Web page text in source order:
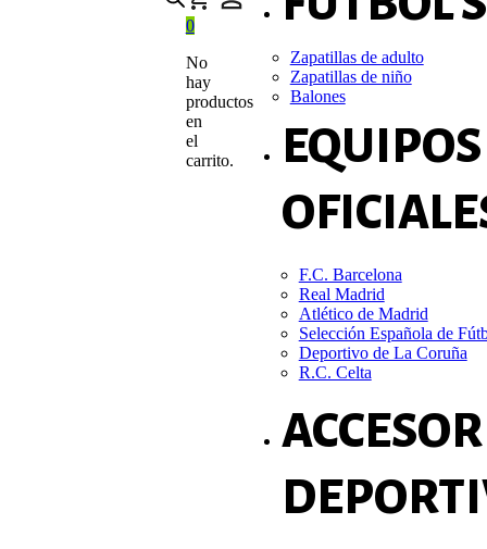
0
No
hay
productos
en
el
carrito.
Zapatillas de adulto
Zapatillas de niño
Balones
EQUIPOS
F.C. Barcelona
Real Madrid
Atlético de Madrid
Selección Española de
Deportivo de La Coruña
R.C. Celta